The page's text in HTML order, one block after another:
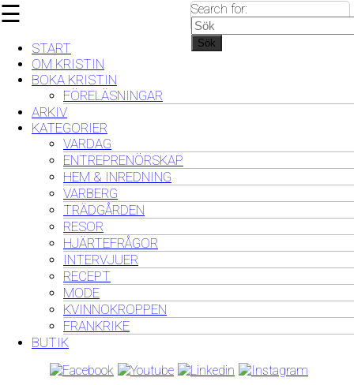
☰
START
OM KRISTIN
BOKA KRISTIN
FÖRELÄSNINGAR
ARKIV
KATEGORIER
VARDAG
ENTREPRENÖRSKAP
HEM & INREDNING
VARBERG
TRÄDGÅRDEN
RESOR
HJÄRTEFRÅGOR
INTERVJUER
RECEPT
MODE
KVINNOKROPPEN
FRANKRIKE
BUTIK
Search for:
Sök